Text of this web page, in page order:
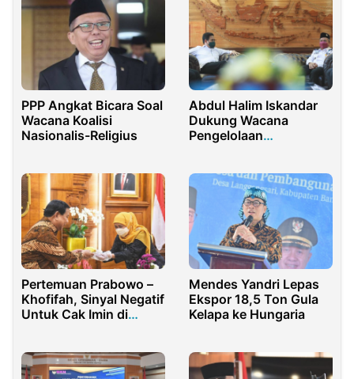
PPP Angkat Bicara Soal
Wacana Koalisi
Nasionalis-Religius
Abdul Halim Iskandar
Dukung Wacana
Pengelolaan
Pertemuan Prabowo –
Khofifah, Sinyal Negatif
Untuk Cak Imin di
Mendes Yandri Lepas
Ekspor 18,5 Ton Gula
Kelapa ke Hungaria